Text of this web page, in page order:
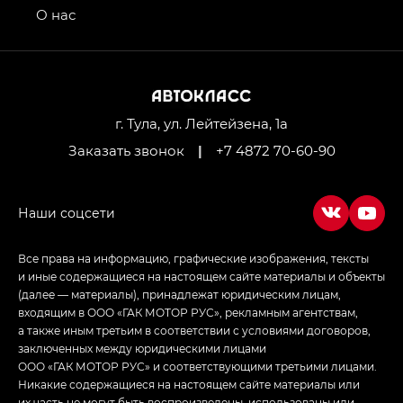
привод — GB AWD, Джи Эль Полный привод —
Джи Икс ПРЕМИУМ — GX PREMIUM, ЛАУНЖ —
Empow — Эмпау (Empow) в комплектации
г. Тула, ул. Лейтейзена, 1а
Заказать звонок
| +7 4872 70-60-90
О нас
Все права на информацию, графические изображения, тексты
и иные содержащиеся на настоящем сайте материалы и объекты
(далее — материалы), принадлежат юридическим лицам,
входящим в ООО «ГАК МОТОР РУС», рекламным агентствам,
а также иным третьим в соответствии с условиями договоров,
заключенных между юридическими лицами
ООО «ГАК МОТОР РУС» и соответствующими третьими лицами.
Никакие содержащиеся на настоящем сайте материалы или